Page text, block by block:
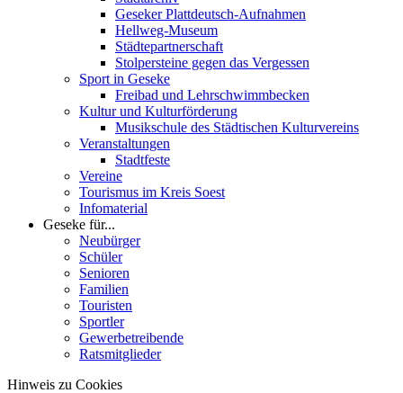
Geseker Plattdeutsch-Aufnahmen
Hellweg-Museum
Städtepartnerschaft
Stolpersteine gegen das Vergessen
Sport in Geseke
Freibad und Lehrschwimmbecken
Kultur und Kulturförderung
Musikschule des Städtischen Kulturvereins
Veranstaltungen
Stadtfeste
Vereine
Tourismus im Kreis Soest
Infomaterial
Geseke für...
Neubürger
Schüler
Senioren
Familien
Touristen
Sportler
Gewerbetreibende
Ratsmitglieder
Hinweis zu Cookies